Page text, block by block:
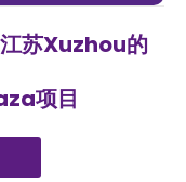
苏Xuzhou的
项目